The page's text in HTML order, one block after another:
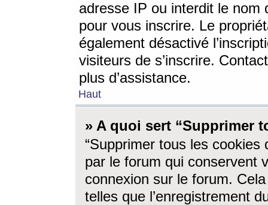
adresse IP ou interdit le nom
pour vous inscrire. Le
également désactivé
visiteurs de s’inscrire.
plus d’assistance.
Haut
» A quoi sert “Supprimer
“Supprimer tous les cookies
par le forum qui conservent
connexion sur le forum.
telles que l’enregistrement